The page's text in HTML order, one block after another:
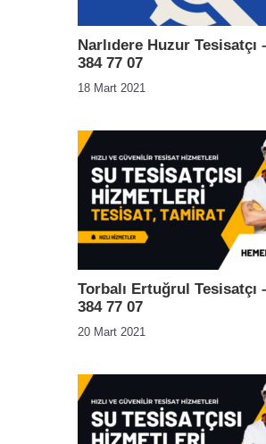
Narlıdere Huzur Tesisatçı
384 77 07
18 Mart 2021
Torbalı Ertuğrul Tesisatçı
384 77 07
20 Mart 2021